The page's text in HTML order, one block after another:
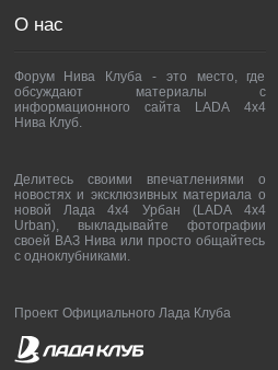
О нас
Форум Нива Клуба - это место, где
обсуждают материалы с
информационного сайта LADA 4x4
Нива Клуб.
Делитесь своими впечатлениями о
новостях и эксклюзивных материала о
новой Лада 4х4 Урбан (LADA 4x4
Urban), выкладывайте фотографии
своей ВАЗ Нива или просто общайтесь
с одноклубниками.
Проект Официального Лада Клуба